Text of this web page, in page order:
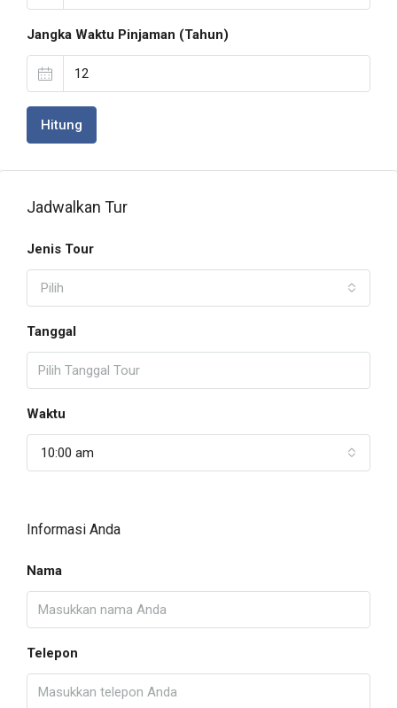
Jangka Waktu Pinjaman (Tahun)
Hitung
Jadwalkan Tur
Jenis Tour
Pilih
Tanggal
Waktu
10:00 am
Informasi Anda
Nama
Telepon